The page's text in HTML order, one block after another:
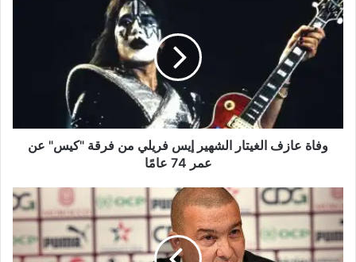
عازف
الغيتار
الشهير
"كيس"
وفاة عازف الغيتار الشهير إيس فريلي من فرقة "كيس" عن
عمر 74 عامًا
المغربي
لأقل
من